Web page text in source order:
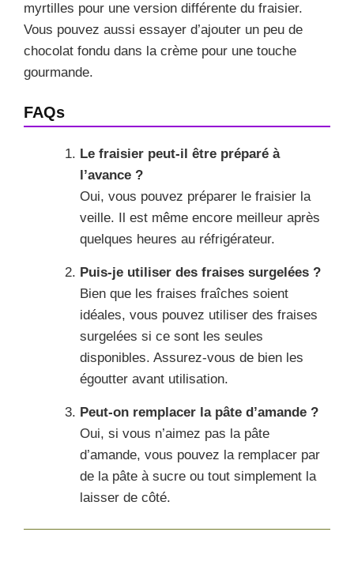
myrtilles pour une version différente du fraisier.
Vous pouvez aussi essayer d’ajouter un peu de
chocolat fondu dans la crème pour une touche
gourmande.
FAQs
Le fraisier peut-il être préparé à
l’avance ?
Oui, vous pouvez préparer le fraisier la
veille. Il est même encore meilleur après
quelques heures au réfrigérateur.
Puis-je utiliser des fraises surgelées ?
Bien que les fraises fraîches soient
idéales, vous pouvez utiliser des fraises
surgelées si ce sont les seules
disponibles. Assurez-vous de bien les
égoutter avant utilisation.
Peut-on remplacer la pâte d’amande ?
Oui, si vous n’aimez pas la pâte
d’amande, vous pouvez la remplacer par
de la pâte à sucre ou tout simplement la
laisser de côté.